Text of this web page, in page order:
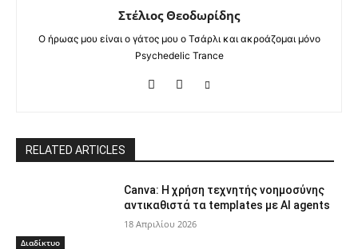
Στέλιος Θεοδωρίδης
Ο ήρωας μου είναι ο γάτος μου ο Τσάρλι και ακροάζομαι μόνο
Psychedelic Trance
RELATED ARTICLES
Διαδίκτυο
Canva: Η χρήση τεχνητής νοημοσύνης
αντικαθιστά τα templates με AI agents
18 Απριλίου 2026